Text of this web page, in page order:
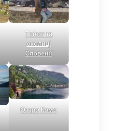
Трієст та
околиці
Словенії
Озеро Комо